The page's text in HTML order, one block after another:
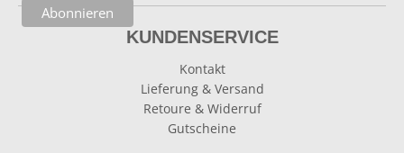
KUNDENSERVICE
Kontakt
Lieferung & Versand
Retoure & Widerruf
Gutscheine